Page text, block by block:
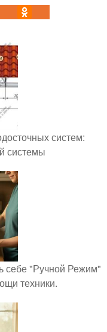
систем:
системы
себе "Ручной Режим"
техники.